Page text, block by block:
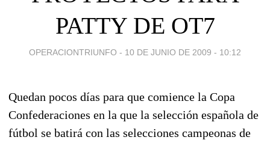
PATTY DE OT7
OPERACIONTRIUNFO - 10 DE JUNIO DE 2009 - 10:12
Quedan pocos días para que comience la Copa
Confederaciones en la que la selección española de
fútbol se batirá con las selecciones campeonas de